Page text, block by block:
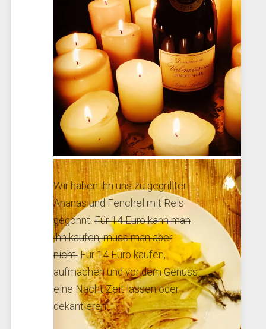
Pinot Noir Domaine de Valmoissine 2012
Wir haben ihn uns zu gegrillter
Ananas und Fenchel mit Reis
gegönnt. Für 14 Euro kann man
ihn kaufen, muss man aber
nicht.Für 14 Euro kaufen,
aufmachen und vor dem Genuss
eine Nacht Zeit lassen oder
dekantieren.